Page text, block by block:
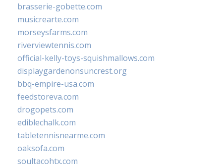
brasserie-gobette.com
musicrearte.com
morseysfarms.com
riverviewtennis.com
official-kelly-toys-squishmallows.com
displaygardenonsuncrest.org
bbq-empire-usa.com
feedstoreva.com
drogopets.com
ediblechalk.com
tabletennisnearme.com
oaksofa.com
soultacohtx.com